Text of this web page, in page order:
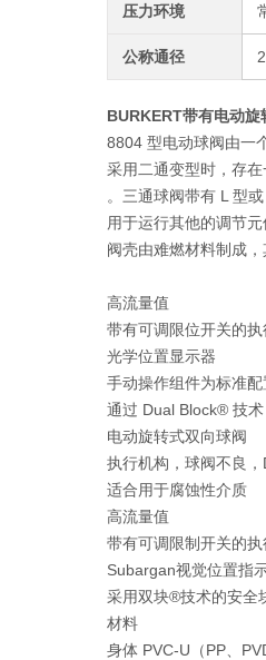
压力环境
公称通径
BURKERT带有电动
8804 型电动球阀由一
采用二通变型时，存
。三通球阀带有 L 型
用于运行其他的调节
阀壳由难燃材料制成
高流量值
带有可调限位开关的
光学位置显示器
手动操作组件为标准配
通过 Dual Block® 技
电动旋转式双向球阀
执行机构，球阀不良
适合用于腐蚀性介质
高流量值
带有可调限制开关的执
Subargan视觉位置指
采用双块®技术的安全
材料
身体 PVC-U（PP、